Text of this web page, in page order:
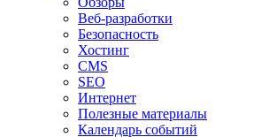
Веб-разработки
Безопасность
Хостинг
CMS
SEO
Интернет
Полезные материалы
Календарь событий